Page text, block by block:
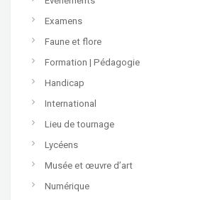
Examens
Faune et flore
Formation | Pédagogie
Handicap
International
Lieu de tournage
Lycéens
Musée et œuvre d’art
Numérique